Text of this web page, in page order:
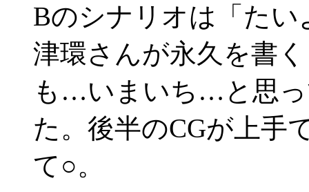
Bのシナリオは「た
津環さんが永久を書
も…いまいち…と思っ
た。後半のCGが上手
て○。